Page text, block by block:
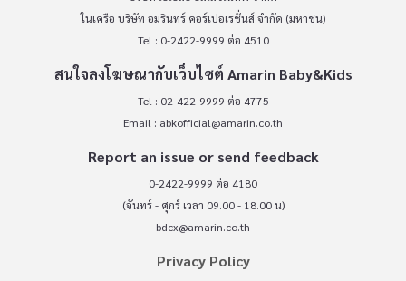
ในเครือ บริษัท อมรินทร์ คอร์เปอเรชั่นส์ จำกัด (มหาชน)
Tel : 0-2422-9999 ต่อ 4510
สนใจลงโฆษณากับเว็บไซต์ Amarin Baby&Kids
Tel : 02-422-9999 ต่อ 4775
Email : abkofficial@amarin.co.th
Report an issue or send feedback
0-2422-9999 ต่อ 4180
(จันทร์ - ศุกร์ เวลา 09.00 - 18.00 น)
bdcx@amarin.co.th
Privacy Policy